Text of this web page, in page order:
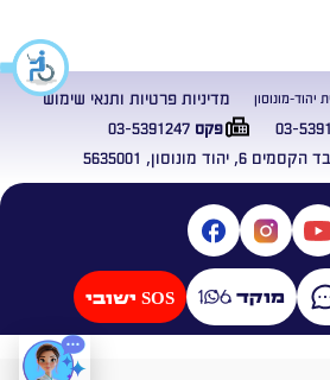
יהוד מונוסון, 5635001
03- פקס03-5391247
מונוסון מדיניות פרטיות ותנאי שימוש
מוקד SOS ישובי